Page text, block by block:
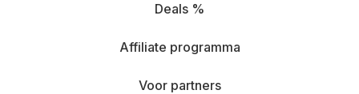
Deals %
Affiliate programma
Voor partners